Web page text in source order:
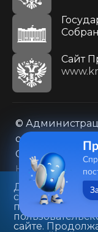
Cайт
©
образования
Саратов»
Контакты
Политика в
персональных
410031, г.
Данный веб-
cookie-файлы в
сайте.